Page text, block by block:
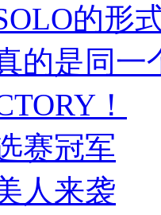
的形
的是同一
！
赛冠军
人来袭